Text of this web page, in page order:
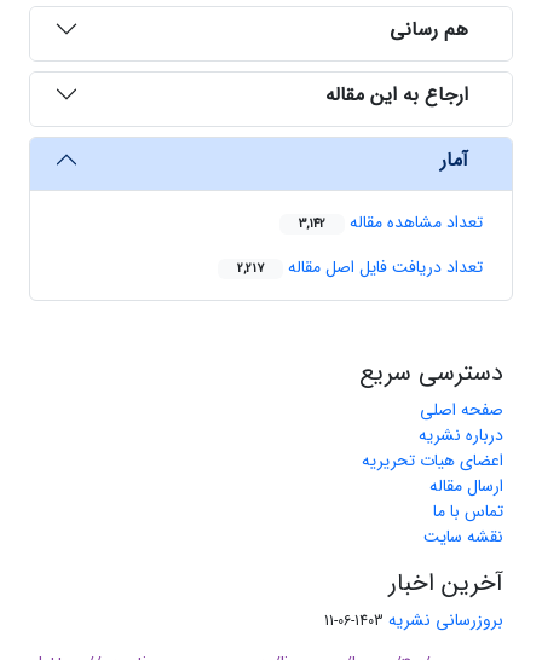
هم رسانی
ارجاع به این مقاله
آمار
تعداد مشاهده مقاله 3,142
تعداد دریافت فایل اصل مقاله 2,217
دسترسی سریع
صفحه اصلی
درباره نشریه
اعضای هیات تحریریه
ارسال مقاله
تماس با ما
نقشه سایت
آخرین اخبار
بروزرسانی نشریه 1403-06-11